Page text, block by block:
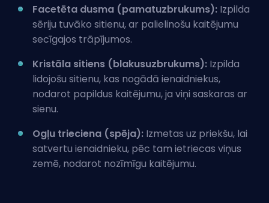
Facetēta dusma (pamatuzbrukums): Izpilda
sēriju tuvāko sitienu, ar palielinošu kaitējumu
secīgajos trāpījumos.
Kristāla sitiens (blakusuzbrukums): Izpilda
lidojošu sitienu, kas nogādā ienaidniekus,
nodarot papildus kaitējumu, ja viņi saskaras ar
sienu.
Ogļu trieciena (spēja): Izmetas uz priekšu, lai
satvertu ienaidnieku, pēc tam ietriecas viņus
zemē, nodarot nozīmīgu kaitējumu.